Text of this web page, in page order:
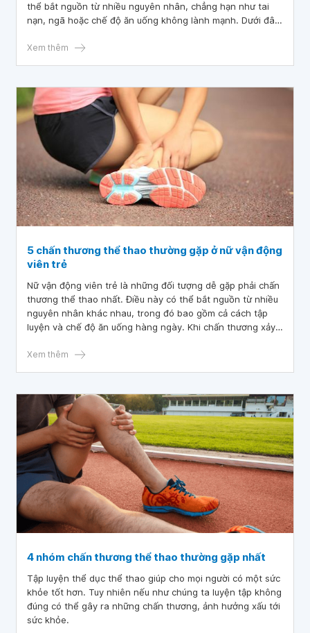
thể bắt nguồn từ nhiều nguyên nhân, chẳng hạn như tai
nạn, ngã hoặc chế độ ăn uống không lành mạnh. Dưới đây
thương khớp mà mọi người nên biết.
Xem thêm
5 chấn thương thể thao thường gặp ở nữ vận động
viên trẻ
Nữ vận động viên trẻ là những đối tượng dễ gặp phải chấn
thương thể thao nhất. Điều này có thể bắt nguồn từ nhiều
nguyên nhân khác nhau, trong đó bao gồm cả cách tập
luyện và chế độ ăn uống hàng ngày. Khi chấn thương xảy
sự trợ giúp của bác sĩ nhằm tránh những thương tích
Xem thêm
4 nhóm chấn thương thể thao thường gặp nhất
Tập luyện thể dục thể thao giúp cho mọi người có một sức
khỏe tốt hơn. Tuy nhiên nếu như chúng ta luyện tập không
đúng có thể gây ra những chấn thương, ảnh hưởng xấu tới
sức khỏe.